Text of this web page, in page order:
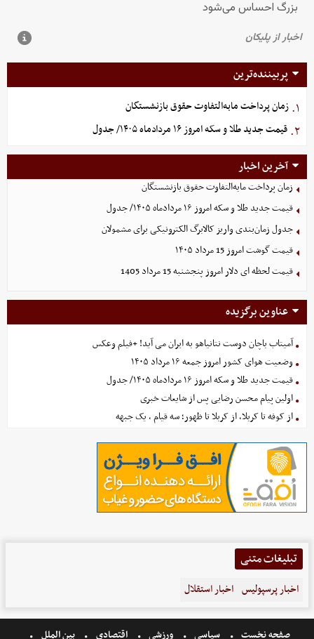
پربیننده‌ترین
۱. زمان پرداخت مابه‌التفاوت حقوق بازنشستگان
۲. قیمت جدید طلا و سکه امروز ۱۶ مردادماه ۱۴۰۵/ جدول
آخرین اخبار
زمان پرداخت مابه‌التفاوت حقوق بازنشستگان
قیمت جدید طلا و سکه امروز ۱۶ مردادماه ۱۴۰۵/ جدول
جدول زمان‌بندی واریز کالابرگ الکترونیکی برای مشمولان
قیمت گوشت امروز 15 مرداد ۱۴۰۵
قیمت لحظه ای دلار امروز پنجشنبه 15 مرداد 1405
عناوین برگزیده
آمیتاب باچان دوست نتانیاهو به ایران می آید! +فیلم وعکس
وضعیت هوای کشور امروز جمعه ۱۶ مرداد ۱۴۰۵
قیمت جدید طلا و سکه امروز ۱۶ مردادماه ۱۴۰۵/ جدول
اولین پیام محسن رضایی پس از شایعات خبری
از کوفه تا کربلا، از کربلا تا ظهور؛ سه قیام ، یک جبهه
تبلیغات متنی
اخبار پرسپولیس اخبار استقلال
صفحه نخست سیاسی ورزشی اقتصادی بین الملل